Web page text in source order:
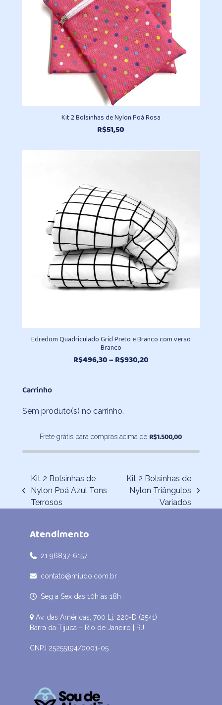
Kit 2 Bolsinhas de Nylon Poá Rosa
R$51,50
Edredom Quadriculado Grid Preto e Branco com verso
Branco
R$496,30–R$930,20Faixa
Carrinho
Sem produto(s) no carrinho.
Frete grátis para compras acima de R$1.500,00
previous
post:
Kit 2 Bolsinhas de
Nylon Poá Azul Tons
Terrosos
next
post:
Kit 2 Bolsinhas de
Nylon Triângulos
Variados
Atendimento
21 96837-6157
contato@miudo.com.br
Seg a Sex das 10h às 18h
Av. das Américas, 700 Lj. 220-D (2541)
Barra da Tijuca – Rio de Janeiro | RJ
CNPJ 25255194/0001-05